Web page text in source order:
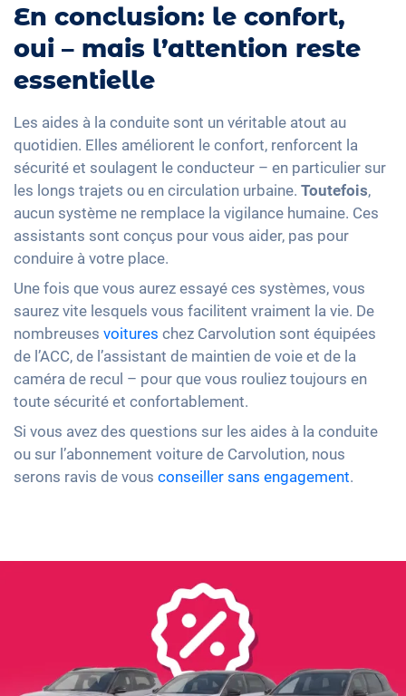
En conclusion: le confort,
oui – mais l’attention reste
essentielle
Les aides à la conduite sont un véritable atout au
quotidien. Elles améliorent le confort, renforcent la
sécurité et soulagent le conducteur – en particulier sur
les longs trajets ou en circulation urbaine. Toutefois,
aucun système ne remplace la vigilance humaine. Ces
assistants sont conçus pour vous aider, pas pour
conduire à votre place.
Une fois que vous aurez essayé ces systèmes, vous
saurez vite lesquels vous facilitent vraiment la vie. De
nombreuses voitures chez Carvolution sont équipées
de l’ACC, de l’assistant de maintien de voie et de la
caméra de recul – pour que vous rouliez toujours en
toute sécurité et confortablement.
Si vous avez des questions sur les aides à la conduite
ou sur l’abonnement voiture de Carvolution, nous
serons ravis de vous conseiller sans engagement.